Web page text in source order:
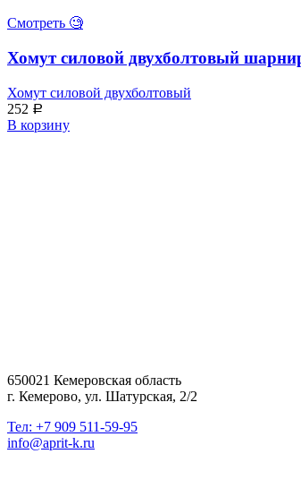
Смотреть 🧐
Хомут силовой двухболтовый
Хомут силовой двухболтовый
252 Р
В корзину
650021 Кемеровская область
г. Кемерово, ул. Шатурская, 2/2
Тел: +7 909 511-59-95
info@aprit-k.ru